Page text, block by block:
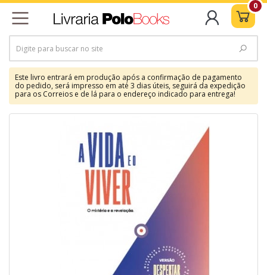
0
Este livro entrará em produção após a confirmação de pagamento
do pedido, será impresso em até 3 dias úteis, seguirá da expedição
para os Correios e de lá para o endereço indicado para entrega!